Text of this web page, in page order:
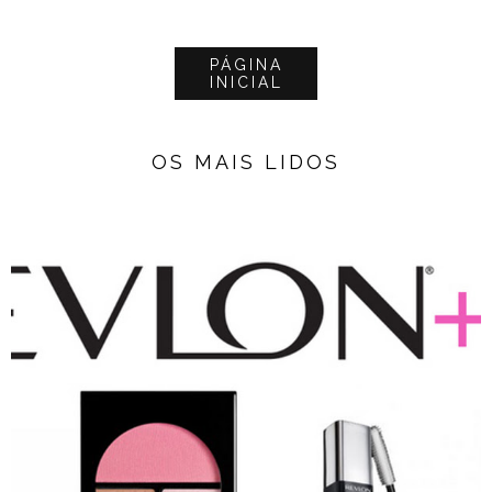
PÁGINA
INICIAL
OS MAIS LIDOS